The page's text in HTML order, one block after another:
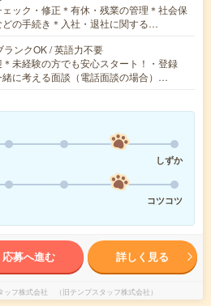
ェック・修正＊有休・残業の管理＊社会保
の手続き＊入社・退社に関する…
ランクOK / 英語力不要
＊未経験の方でも安心スタート！・登録
に考える面談（電話面談の場合）…
しずか
コツコツ
応募へ進む 詳しく見る
ッフ株式会社 （旧テンプスタッフ株式会社）